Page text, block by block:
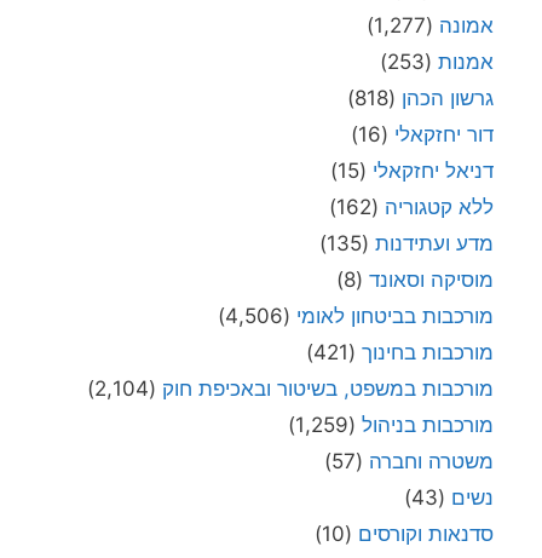
אמונה (1,277)
אמנות (253)
גרשון הכהן (818)
דור יחזקאלי (16)
דניאל יחזקאלי (15)
ללא קטגוריה (162)
מדע ועתידנות (135)
מוסיקה וסאונד (8)
מורכבות בביטחון לאומי (4,506)
מורכבות בחינוך (421)
מורכבות במשפט, בשיטור ובאכיפת חוק (2,104)
מורכבות בניהול (1,259)
משטרה וחברה (57)
נשים (43)
סדנאות וקורסים (10)